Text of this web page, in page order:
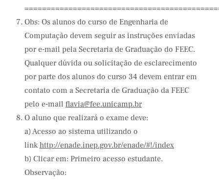
Obs: Os alunos do curso de Engenharia de
Computação devem seguir as instruções enviadas
por e-mail pela Secretaria de Graduação do FEEC.
Qualquer dúvida ou solicitação de esclarecimento
por parte dos alunos do curso 34 devem entrar em
contato com a Secretaria de Graduação da FEEC
pelo e-mail flavia@fee.unicamp.br
O aluno que realizará o exame deve:
a) Acesso ao sistema utilizando o
link http://enade.inep.gov.br/enade/#!/index
b) Clicar em: Primeiro acesso estudante.
Observação: